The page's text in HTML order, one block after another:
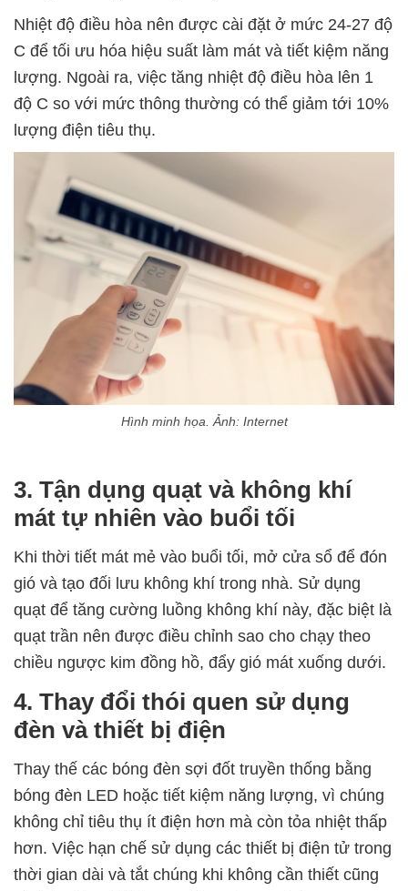
Nhiệt độ điều hòa nên được cài đặt ở mức 24-27 độ
C để tối ưu hóa hiệu suất làm mát và tiết kiệm năng
lượng. Ngoài ra, việc tăng nhiệt độ điều hòa lên 1
độ C so với mức thông thường có thể giảm tới 10%
lượng điện tiêu thụ.
Hình minh họa. Ảnh: Internet
3. Tận dụng quạt và không khí
mát tự nhiên vào buổi tối
Khi thời tiết mát mẻ vào buổi tối, mở cửa sổ để đón
gió và tạo đối lưu không khí trong nhà. Sử dụng
quạt để tăng cường luồng không khí này, đặc biệt là
quạt trần nên được điều chỉnh sao cho chạy theo
chiều ngược kim đồng hồ, đẩy gió mát xuống dưới.
4. Thay đổi thói quen sử dụng
đèn và thiết bị điện
Thay thế các bóng đèn sợi đốt truyền thống bằng
bóng đèn LED hoặc tiết kiệm năng lượng, vì chúng
không chỉ tiêu thụ ít điện hơn mà còn tỏa nhiệt thấp
hơn. Việc hạn chế sử dụng các thiết bị điện tử trong
thời gian dài và tắt chúng khi không cần thiết cũng